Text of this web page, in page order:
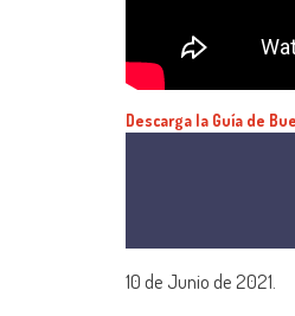
Descarga la Guía de
10 de Junio de 2021.